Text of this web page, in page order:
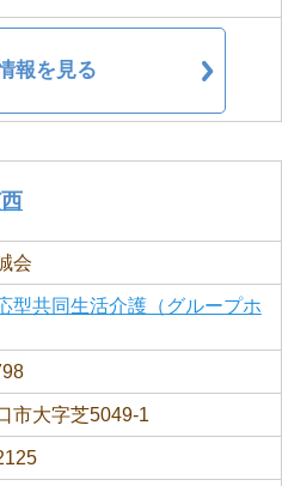
報を見る
会
型共同生活介護（グループホ
市大字芝5049-1